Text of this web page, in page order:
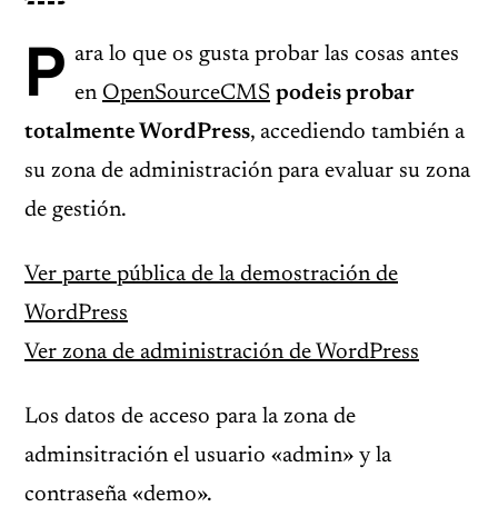
P ara lo que os gusta probar las cosas antes
en OpenSourceCMS podeis probar
totalmente WordPress, accediendo también a
su zona de administración para evaluar su zona
de gestión.
Ver parte pública de la demostración de
WordPress
Ver zona de administración de WordPress
Los datos de acceso para la zona de
adminsitración el usuario «admin» y la
contraseña «demo».